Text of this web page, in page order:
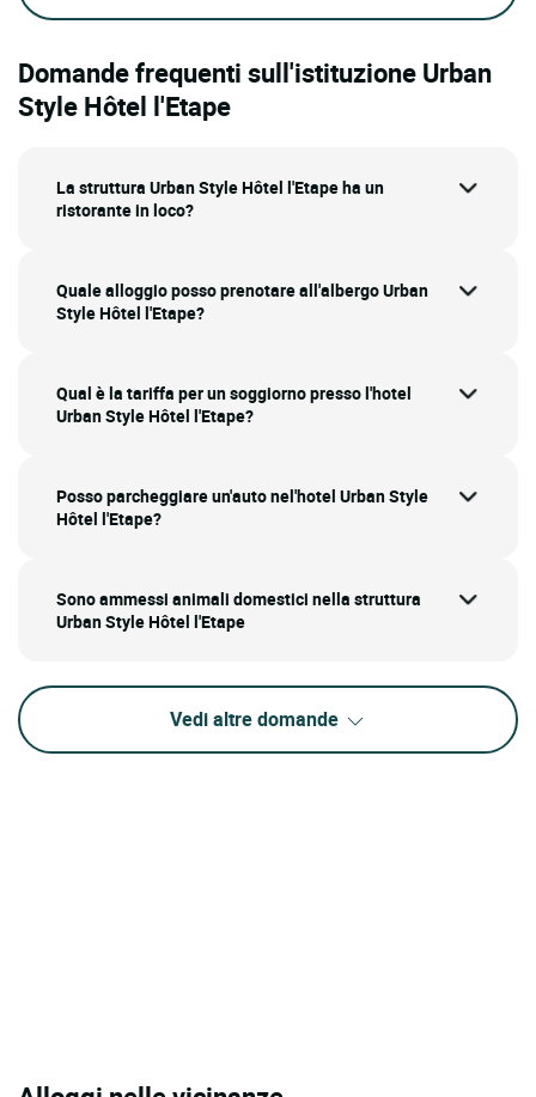
Domande frequenti sull'istituzione Urban
Style Hôtel l'Etape
La struttura Urban Style Hôtel l'Etape ha un
ristorante in loco?
Quale alloggio posso prenotare all'albergo Urban
Style Hôtel l'Etape?
Qual è la tariffa per un soggiorno presso l'hotel
Urban Style Hôtel l'Etape?
Posso parcheggiare un'auto nel'hotel Urban Style
Hôtel l'Etape?
Sono ammessi animali domestici nella struttura
Urban Style Hôtel l'Etape
Vedi altre domande